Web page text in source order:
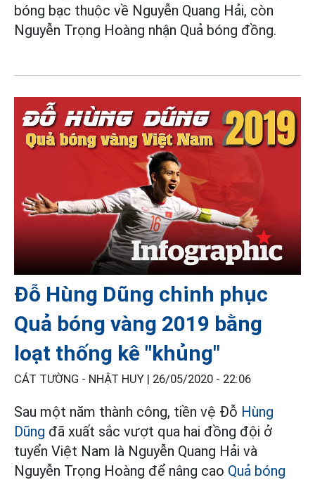
bóng bạc thuộc về Nguyễn Quang Hải, còn
Nguyễn Trọng Hoàng nhận Quả bóng đồng.
Đỗ Hùng Dũng chinh phục
Quả bóng vàng 2019 bằng
loạt thống kê "khủng"
CÁT TƯỜNG - NHẬT HUY | 26/05/2020 - 22:06
Sau một năm thành công, tiền vệ Đỗ Hùng
Dũng đã xuất sắc vượt qua hai đồng đội ở
tuyển Việt Nam là Nguyễn Quang Hải và
Nguyễn Trọng Hoàng để nâng cao Quả bóng